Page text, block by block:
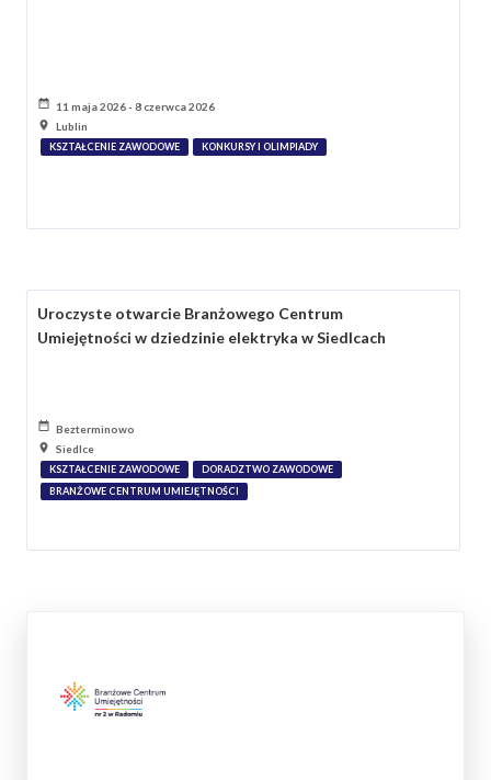
11 maja 2026 - 8 czerwca 2026
Lublin
KSZTAŁCENIE ZAWODOWE KONKURSY I OLIMPIADY
Uroczyste otwarcie Branżowego Centrum
Umiejętności w dziedzinie elektryka w Siedlcach
Bezterminowo
Siedlce
KSZTAŁCENIE ZAWODOWE
DORADZTWO ZAWODOWE
BRANŻOWE CENTRUM UMIEJĘTNOŚCI